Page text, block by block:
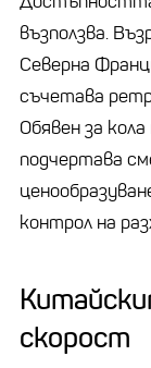
възползва.
Северна
съчетава
Обявен за
подчертава
контрол на
скорост